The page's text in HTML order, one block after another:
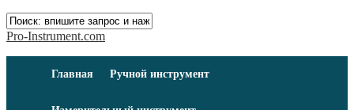
Pro-Instrument.com
Главная Ручной инструмент